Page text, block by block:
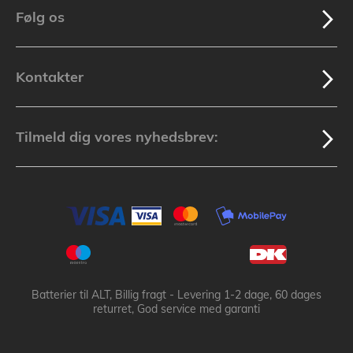
Følg os
Kontakter
Tilmeld dig vores nyhedsbrev:
Batterier til ALT, Billig fragt - Levering 1-2 dage, 60 dages
returret, God service med garanti